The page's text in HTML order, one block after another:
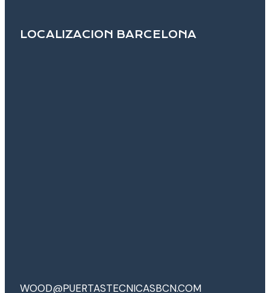
LOCALIZACION BARCELONA
WOOD@PUERTASTECNICASBCN.COM